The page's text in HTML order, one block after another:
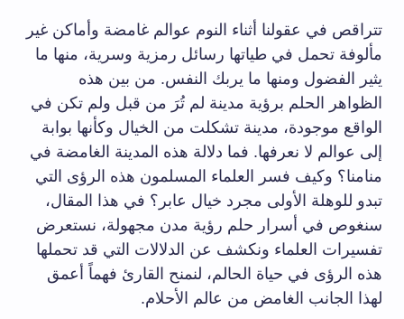
تتراقص في عقولنا أثناء النوم عوالم غامضة وأماكن غير
مألوفة تحمل في طياتها رسائل رمزية وسرية، منها ما
يثير الفضول ومنها ما يربك النفس. من بين هذه
الظواهر الحلم برؤية مدينة لم تُرَ من قبل ولم تكن في
الواقع موجودة، مدينة تشكلت من الخيال وكأنها بوابة
إلى عوالم لا نعرفها. فما دلالة هذه المدينة الغامضة في
منامنا؟ وكيف فسر العلماء المسلمون هذه الرؤى التي
تبدو للوهلة الأولى مجرد خيال عابر؟ في هذا المقال،
سنغوص في أسرار حلم رؤية مدن مجهولة، نستعرض
تفسيرات العلماء ونكشف عن الدلالات التي قد تحملها
هذه الرؤى في حياة الحالم، لنمنح القارئ فهماً أعمق
لهذا الجانب الغامض من عالم الأحلام.